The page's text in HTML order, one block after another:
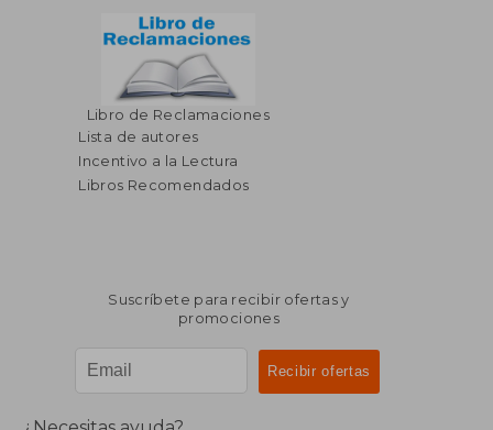
Libro de Reclamaciones
Lista de autores
Incentivo a la Lectura
Libros Recomendados
Suscríbete para recibir ofertas y
promociones